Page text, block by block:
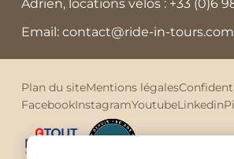
Adrien, locations vélos : +33 (0)6
Email: contact@ride-in-tours.com
Plan du siteMentions légales
FacebookInstagramYoutubeLinkedin